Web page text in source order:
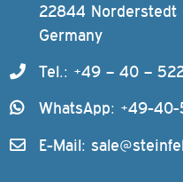
22844 Norderstedt
Germany
Tel.: +49 – 40 –
WhatsApp: +49-40-
E-Mail: